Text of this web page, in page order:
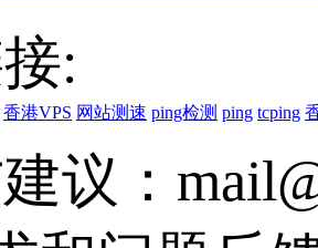
:
香港VPS 网站测速 ping检测 ping tcping
议：